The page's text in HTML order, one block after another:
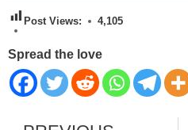
Post Views: 4,105
Spread the love